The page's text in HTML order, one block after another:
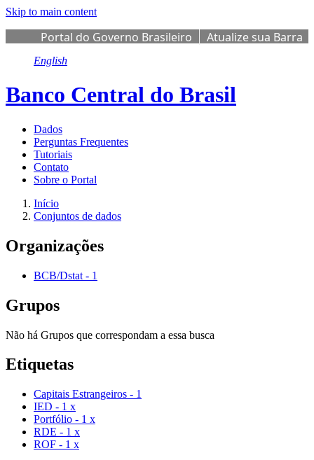
Skip to main content
Portal do Governo Brasileiro
Atualize sua Barra
English
Banco Central do Brasil
Dados
Perguntas Frequentes
Tutoriais
Contato
Sobre o Portal
Início
Conjuntos de dados
Organizações
BCB/Dstat - 1
Grupos
Não há Grupos que correspondam a essa busca
Etiquetas
Capitais Estrangeiros - 1
IED - 1 x
Portfólio - 1 x
RDE - 1 x
ROF - 1 x